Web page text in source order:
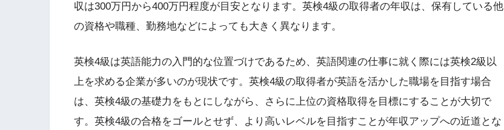
収は300万円から400万円程度が目安となります。英検4級の取得者の年収は、保有している他
の資格や職種、勤務地などによっても大きく異なります。
英検4級は英語能力の入門的な位置づけであるため、英語関連の仕事に就く際には英検2級以
上を求める企業が多いのが現状です。英検4級の取得者が英語を活かした職場を目指す場合
は、英検4級の基礎力をもとにしながら、さらに上位の資格取得を目標にすることが大切で
す。英検4級の合格をゴールとせず、より高いレベルを目指すことが年収アップへの近道とな